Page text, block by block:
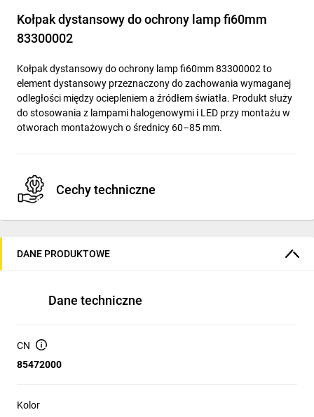
Kołpak dystansowy do ochrony lamp fi60mm
83300002
Kołpak dystansowy do ochrony lamp fi60mm 83300002 to
element dystansowy przeznaczony do zachowania wymaganej
odległości między ociepleniem a źródłem światła. Produkt służy
do stosowania z lampami halogenowymi i LED przy montażu w
otworach montażowych o średnicy 60–85 mm.
Cechy techniczne
Materiał: poliamid PA 6 (tworzywo sztuczne).
Odporność na temperatury do 850 °C.
Stopień ochrony: IP20.
Rodzaj osprzętu: element dystansowy przeznaczony do
DANE PRODUKTOWE
Dane techniczne
CN
85472000
Kolor